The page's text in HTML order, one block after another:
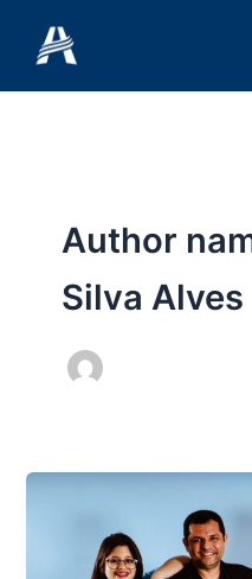
conteúdo
Author
Silva Alves